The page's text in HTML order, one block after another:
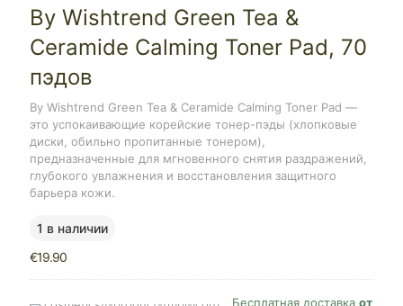
By Wishtrend Green Tea &
Ceramide Calming Toner Pad, 70
пэдов
By Wishtrend Green Tea & Ceramide Calming Toner Pad —
это успокаивающие корейские тонер-пэды (хлопковые
диски, обильно пропитанные тонером),
предназначенные для мгновенного снятия раздражений,
глубокого увлажнения и восстановления защитного
барьера кожи.
1 в наличии
€19.90
Бесплатная доставка от